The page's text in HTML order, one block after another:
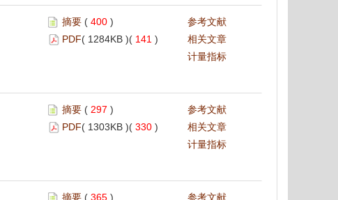
摘要 ( 400 )
PDF( 1284KB )( 141 )
参考文献
相关文章
计量指标
摘要 ( 297 )
PDF( 1303KB )( 330 )
参考文献
相关文章
计量指标
摘要 ( 365 )
参考文献